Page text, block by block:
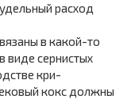
расход
в какой-то
виде сернистых
кри­
кокс должны